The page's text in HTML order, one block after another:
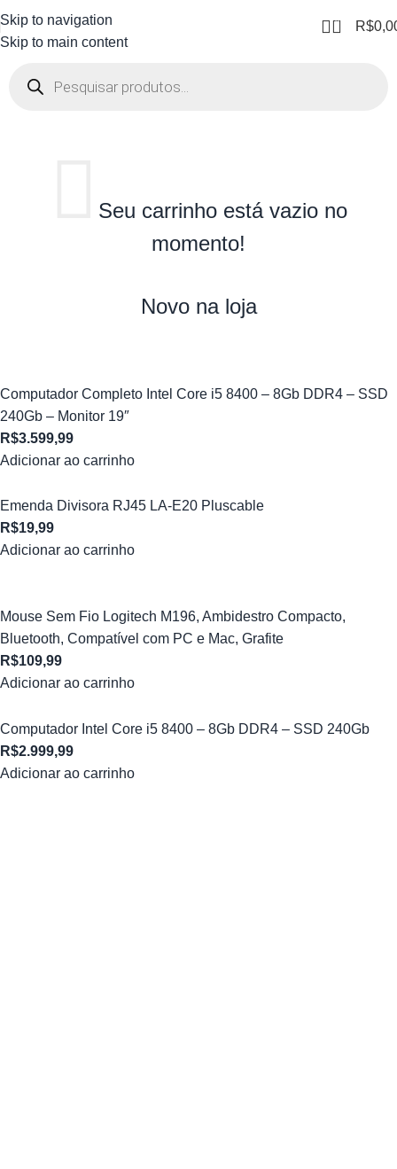
Skip to navigation
Skip to main content
0 R$
Seu carrinho está vazio no
momento!
Novo na loja
Computador Completo Intel Core i5 8400 – 8Gb DDR4 – SSD
240Gb – Monitor 19″
R$3.599,99
Adicionar ao carrinho
Emenda Divisora RJ45 LA-E20 Pluscable
R$19,99
Adicionar ao carrinho
Mouse Sem Fio Logitech M196, Ambidestro Compacto,
Bluetooth, Compatível com PC e Mac, Grafite
R$109,99
Adicionar ao carrinho
Computador Intel Core i5 8400 – 8Gb DDR4 – SSD 240Gb
R$2.999,99
Adicionar ao carrinho